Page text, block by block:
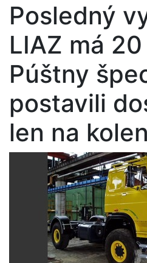
Posledný
LIAZ má
Púštny
postavili
len na